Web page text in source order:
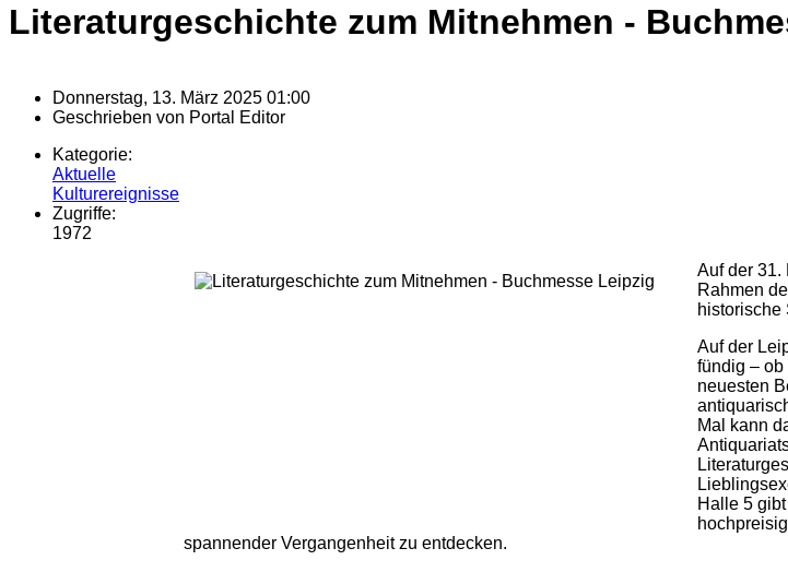
Literaturgeschichte zum Mitnehmen -
Donnerstag, 13. März 2025 01:00
Geschrieben von Portal Editor
Kategorie:
Aktuelle
Kulturereignisse
Zugriffe:
1972
Auf der 31.
Rahmen
historische
Auf der
fündig –
neuesten
Mal kann
Halle 5
spannender Vergangenheit zu entdecken.